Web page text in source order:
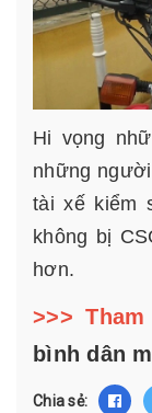
Hi vọng
những
tài xế kiểm
không bị
hơn.
>>>
bình dân
Chia sẻ: